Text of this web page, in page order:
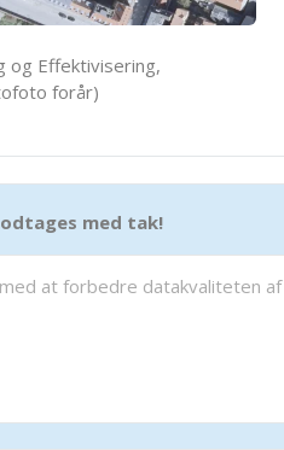
og Effektivisering,
forår)
med tak!